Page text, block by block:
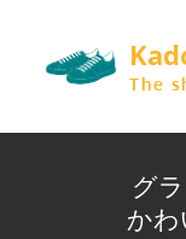
content
The
グ
かわ